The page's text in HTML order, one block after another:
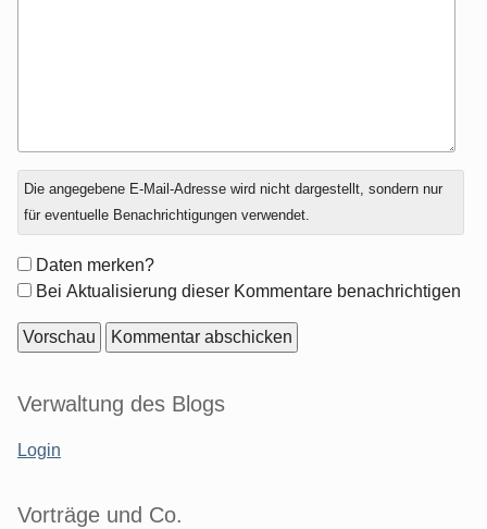
Antwort
zu
Die angegebene E-Mail-Adresse wird nicht dargestellt, sondern nur
für eventuelle Benachrichtigungen verwendet.
Formular-
Optionen
Daten merken?
Bei Aktualisierung dieser Kommentare benachrichtigen
Seitenleiste
Verwaltung des Blogs
Login
Vorträge und Co.